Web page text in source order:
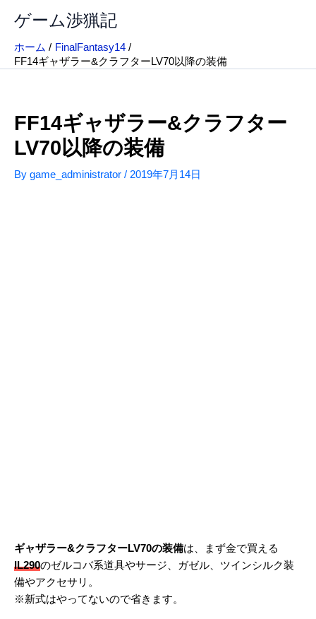
ゲーム渉猟記
ホーム
FinalFantasy14
FF14ギャザラー&クラフターLV70以降の装備
FF14ギャザラー&クラフター
LV70以降の装備
By game_administrator / 2019年7月14日
ギャザラー&クラフターLV70の装備は、まず金で買える
IL290のゼルコバ系道具やサージ、ガゼル、ツインシルク装
備やアクセサリ。
※新式はやってないので省きます。